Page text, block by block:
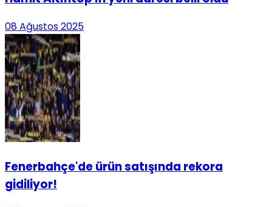
08 Ağustos 2025
Fenerbahçe'de ürün satışında rekora
gidiliyor!